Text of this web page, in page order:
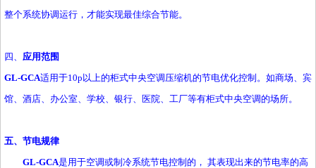
整个系统协调运行，才能实现最佳综合节能。
四、 应用范围
GL-GCA适用于10p以上的柜式中央空调压缩机的节电优化控制。如商场、宾
馆、酒店、办公室、学校、银行、医院、工厂等有柜式中央空调的场所。
五、节电规律
GL-GCA是用于空调或制冷系统节电控制的， 其表现出来的节电率的高